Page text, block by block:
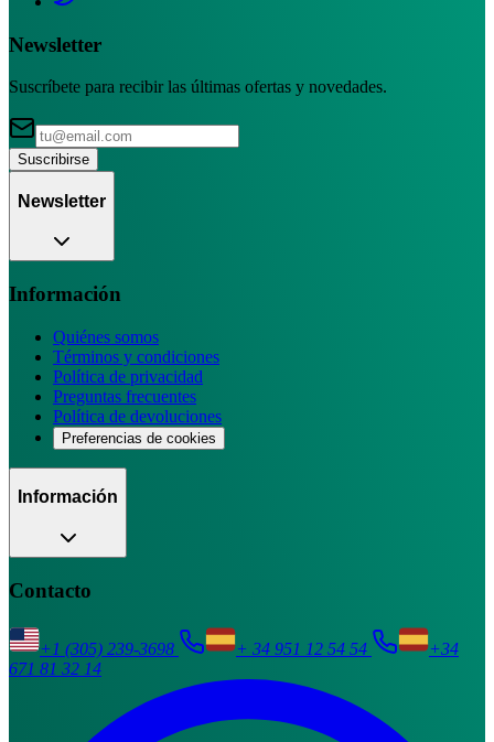
Newsletter
Suscríbete para recibir las últimas ofertas y novedades.
Suscribirse
Newsletter
Información
Quiénes somos
Términos y condiciones
Política de privacidad
Preguntas frecuentes
Política de devoluciones
Preferencias de cookies
Información
Contacto
+1 (305) 239-3698 + 34 951 12 54 54
+34
671 81 32 14